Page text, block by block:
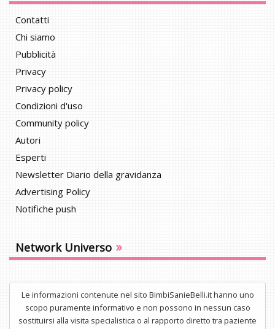
Contatti
Chi siamo
Pubblicità
Privacy
Privacy policy
Condizioni d'uso
Community policy
Autori
Esperti
Newsletter Diario della gravidanza
Advertising Policy
Notifiche push
Network Universo »
Le informazioni contenute nel sito BimbiSanieBelli.it hanno uno
scopo puramente informativo e non possono in nessun caso
sostituirsi alla visita specialistica o al rapporto diretto tra paziente